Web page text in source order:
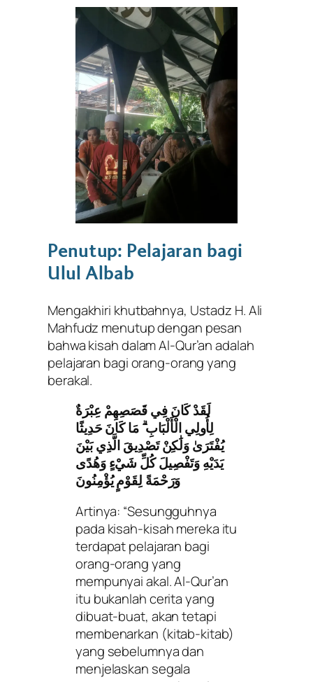
Penutup: Pelajaran bagi
Ulul Albab
Mengakhiri khutbahnya, Ustadz H. Ali
Mahfudz menutup dengan pesan
bahwa kisah dalam Al-Qur’an adalah
pelajaran bagi orang-orang yang
berakal.
لَقَدْ كَانَ فِي قَصَصِهِمْ عِبْرَةٌ
لِأُولِي الْأَلْبَابِ ۗ مَا كَانَ حَدِيثًا
يُفْتَرَىٰ وَلَٰكِنْ تَصْدِيقَ الَّذِي بَيْنَ
يَدَيْهِ وَتَفْصِيلَ كُلِّ شَيْءٍ وَهُدًى
وَرَحْمَةً لِقَوْمٍ يُؤْمِنُونَ
Artinya: “Sesungguhnya
pada kisah-kisah mereka itu
terdapat pelajaran bagi
orang-orang yang
mempunyai akal. Al-Qur’an
itu bukanlah cerita yang
dibuat-buat, akan tetapi
membenarkan (kitab-kitab)
yang sebelumnya dan
menjelaskan segala